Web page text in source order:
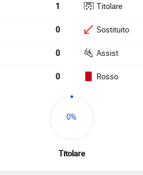
1
0
0
0
Titolare
Sostituito
Assist
Rosso
0%
Titolare